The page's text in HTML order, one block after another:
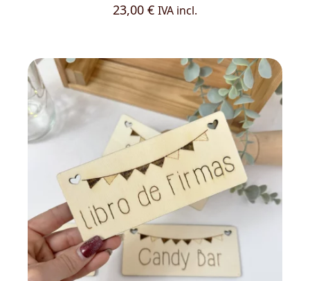
23,00 € IVA incl.